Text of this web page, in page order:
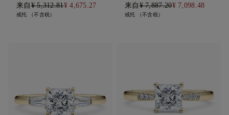
来自¥ 5,312.81¥ 4,675.27
戒托 （不含税）
来自¥ 7,887.20¥ 7,098.48
戒托 （不含税）